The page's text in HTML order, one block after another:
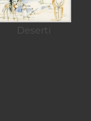
Deserti